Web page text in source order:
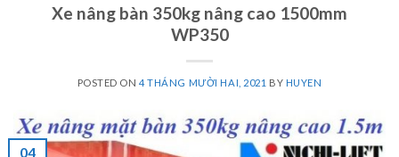
Xe nâng bàn 350kg nâng cao 1500mm
WP350
POSTED ON4 THÁNG MƯỜI HAI, 2021 BY HUYEN
04